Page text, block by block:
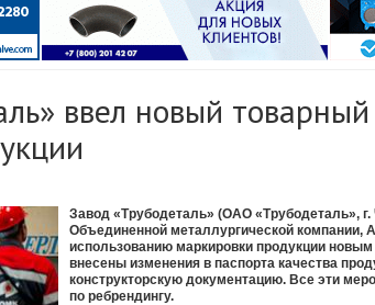
ввел новый
Завод «Трубодеталь» (ОАО «Трубодеталь», г.
Объединенной металлургической компании,
использованию маркировки продукции
внесены изменения в паспорта качества
конструкторскую документацию. Все эти
по ребрендингу.